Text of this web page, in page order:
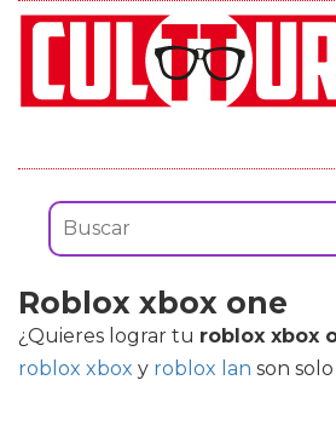
Roblox xbox one
¿Quieres lograr tu roblox xbox
roblox xbox y roblox lan son